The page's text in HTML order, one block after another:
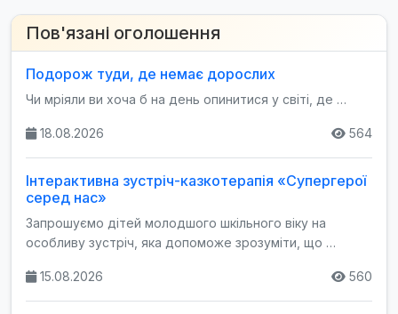
Пов'язані оголошення
Подорож туди, де немає дорослих
Чи мріяли ви хоча б на день опинитися у світі, де …
18.08.2026 564
Інтерактивна зустріч-казкотерапія «Супергерої
серед нас»
Запрошуємо дітей молодшого шкільного віку на
особливу зустріч, яка допоможе зрозуміти, що …
15.08.2026 560